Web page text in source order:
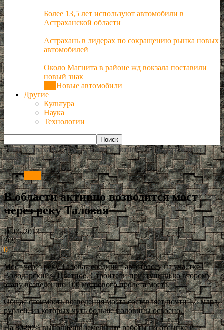
Более 13,5 лет используют автомобили в
Астраханской области
Астрахань в лидерах по сокращению рынка новых
автомобилей
Около Магнита в районе жд вокзала поставили
новый знак
Новые автомобили
Другие
Культура
Наука
Технологии
РИА Астрахань Авто В области активно возводится мост
через реку Таловая
В области активно возводится мост
через реку Таловая
16.05.2013
309
0
Мост через реку Таловая соединит автотрассу на участке
Володарский – Цветное. Строители приступили ко второму
этапу возведению 100 метрового пролета моста.
Общая стоимость возведения моста составляет почти 1,5 млрд.
рублей, из которых чуть больше половины освоено.
На 80-90% выполнены земельные работы по отсыпке и